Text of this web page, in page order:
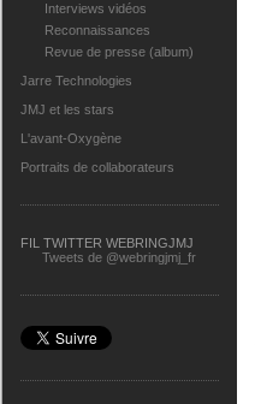
Interviews vidéos
Reconnaissances
Revue de presse (album)
Jarre Technologies
JMJ et les stars
L'avant-Oxygène
Portraits de collaborateurs
FIL TWITTER WEBRINGJMJ
Tweets de @webringjmj_fr